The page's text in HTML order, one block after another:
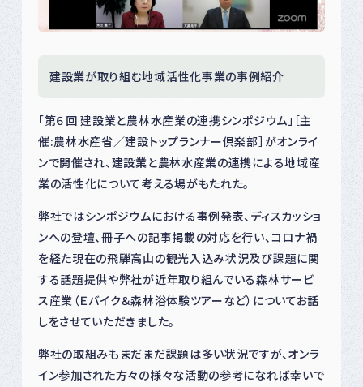
建設業が取り組む地域活性化事業の事例紹介
「第６回 建設業と農林水産業の連携シンポジウム」［主
催:農林水産省／建設トップランナー倶楽部］がオンライ
ンで開催され、建設業と農林水産業の連携による地域産
業の活性化について考える場がもたれた。
弊社ではシンポジウムにおける事例発表、ディスカッショ
ンへの登壇、冊子への記事掲載の対応を行い、コロナ禍
を経た現在の飛騨高山の観光入込み状況及び課題に関
する話題提供や弊社が近年取り組んでいる森林サービ
ス産業（Ｅバイク＆森林浴体験ツアーなど）についてお話
しをさせていただきました。
弊社の取組みもまだまだ課題は多い状況ですが、オンラ
イン参加された方々の様々な活動の参考になれば幸いで